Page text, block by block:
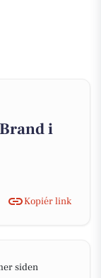
i
Kopiér link
siden